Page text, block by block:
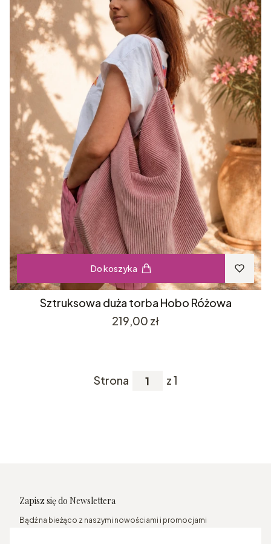
Do koszyka
Sztruksowa duża torba Hobo Różowa
Cena
219,00 zł
Strona z 1
Zapisz się do Newslettera
Bądź na bieżąco z naszymi nowościami i promocjami